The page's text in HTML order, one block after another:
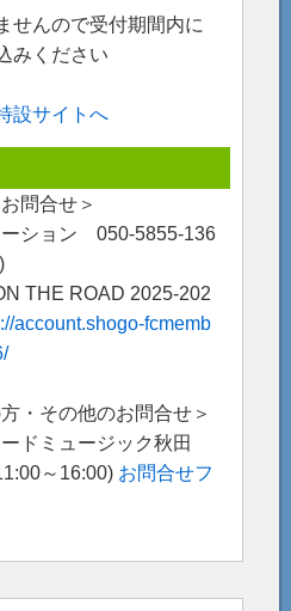
せんので受付期間内に
みください
設サイトへ
問合せ＞
ーション 050-5855-136
THE ROAD 2025-202
account.shogo-fcmemb
・その他のお問合せ＞
ドミュージック秋田
～16:00) お問合せフ